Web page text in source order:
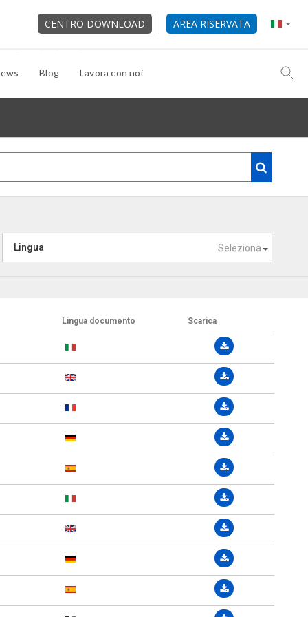
CENTRO DOWNLOAD AREA RISERVATA
Blog Lavora con noi
Seleziona
Lingua
Lingua documento Scarica